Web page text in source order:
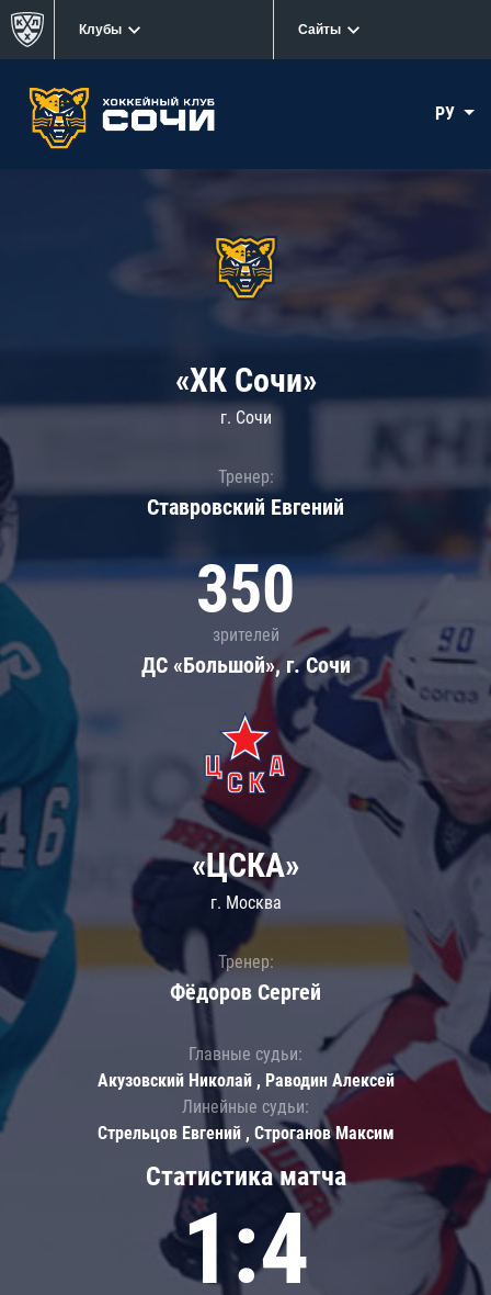
Клубы Сайты
РУ
«ХК Сочи»
г. Сочи
Тренер:
Ставровский Евгений
350
зрителей
ДС «Большой», г. Сочи
Статистика матча
1:4
«ЦСКА»
г. Москва
Тренер:
Фёдоров Сергей
Главные судьи:
Акузовский Николай , Раводин Алексей
Линейные судьи:
Стрельцов Евгений , Строганов Максим